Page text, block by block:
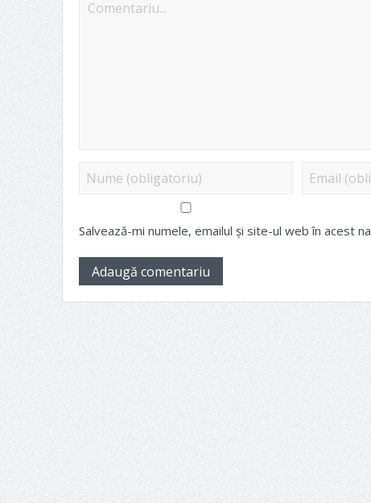
Salvează-mi numele, emailul și site-ul web în acest